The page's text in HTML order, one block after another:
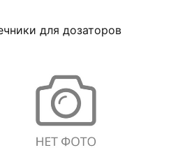
для дозаторов